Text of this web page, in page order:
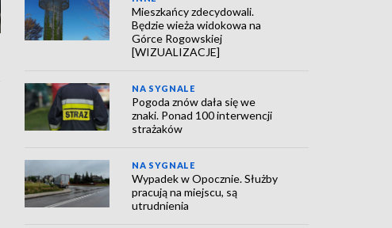
Mieszkańcy zdecydowali.
Będzie wieża widokowa na
Górce Rogowskiej
[WIZUALIZACJE]
NA SYGNALE
Pogoda znów dała się we
znaki. Ponad 100 interwencji
strażaków
NA SYGNALE
Wypadek w Opocznie. Służby
pracują na miejscu, są
utrudnienia